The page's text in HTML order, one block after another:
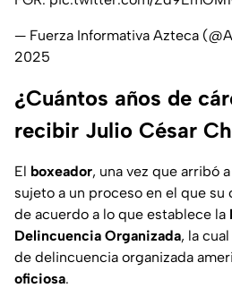
— Fuerza Informativa Azteca
2025
¿Cuántos años de
recibir Julio César
El boxeador, una vez que arribó
sujeto a un proceso en el que
de acuerdo a lo que establece la
Delincuencia Organizada, la
de delincuencia organizada
oficiosa.